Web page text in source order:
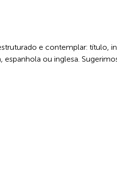
e contemplar: título,
ou inglesa.